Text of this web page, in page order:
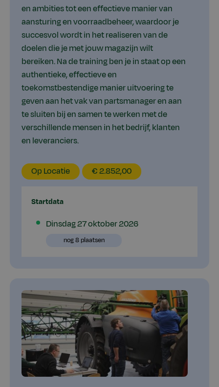
en ambities tot een effectieve manier van
aansturing en voorraadbeheer, waardoor je
succesvol wordt in het realiseren van de
doelen die je met jouw magazijn wilt
bereiken. Na de training ben je in staat op een
authentieke, effectieve en
toekomstbestendige manier uitvoering te
geven aan het vak van partsmanager en aan
te sluiten bij en samen te werken met de
verschillende mensen in het bedrijf, klanten
en leveranciers.
EducationLocation
Op Locatie EducationPrice
€ 2.852,00
Startdata
Plaatsen
beschikbaar
Dinsdag 27 oktober 2026
nog 8 plaatsen